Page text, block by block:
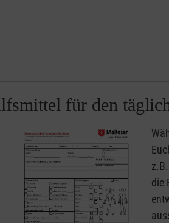
für den
die